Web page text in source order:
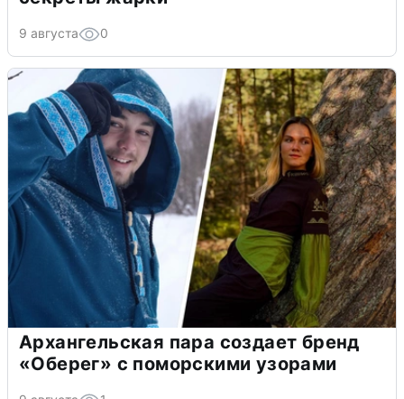
9 августа 0
Архангельская пара создает бренд
«Оберег» с поморскими узорами